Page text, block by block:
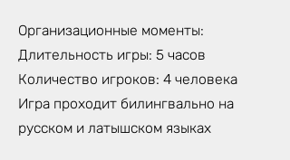
Организационные моменты:
Длительность игры: 5 часов
Количество игроков: 4 человека
Игра проходит билингвально на
русском и латышском языках